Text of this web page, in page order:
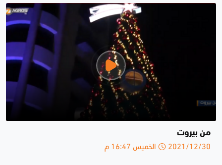
من بيروت
2021/12/30 الخميس 16:47 م